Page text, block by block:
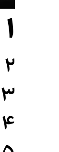
۱
۲
۳
۴